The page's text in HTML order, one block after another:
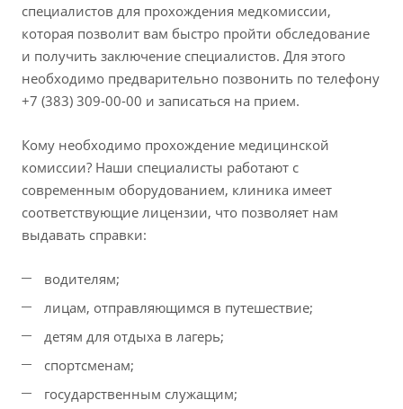
специалистов для прохождения медкомиссии,
которая позволит вам быстро пройти обследование
и получить заключение специалистов. Для этого
необходимо предварительно позвонить по телефону
+7 (383) 309-00-00 и записаться на прием.
Кому необходимо прохождение медицинской
комиссии? Наши специалисты работают с
современным оборудованием, клиника имеет
соответствующие лицензии, что позволяет нам
выдавать справки:
водителям;
лицам, отправляющимся в путешествие;
детям для отдыха в лагерь;
спортсменам;
государственным служащим;